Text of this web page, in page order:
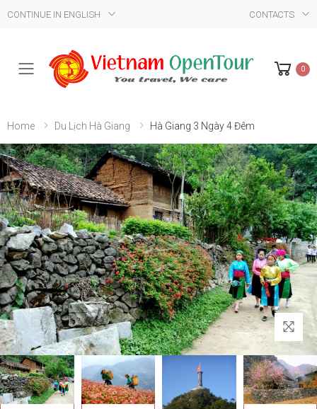
CONTINUE IN ENGLISH CONTACTS
Mobile Menu 0
Home Du Lịch Hà Giang Hà Giang 3 Ngày 4 Đêm